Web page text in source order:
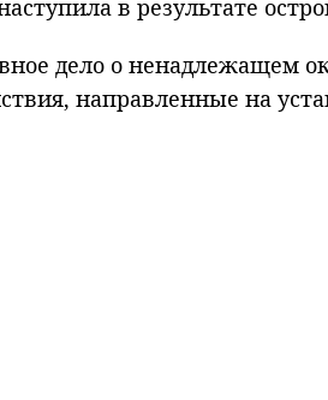
в результате
дело о ненадлежащем
направленные на